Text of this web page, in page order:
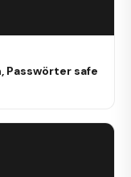
Passwörter safe